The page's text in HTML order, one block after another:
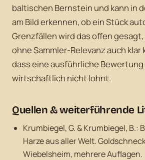
baltischen Bernstein und kann in
am Bild erkennen, ob ein Stück
Grenzfällen wird das offen
ohne Sammler-Relevanz auch
dass eine ausführliche Bewertung
wirtschaftlich nicht lohnt.
Quellen & weiterführende
Krumbiegel, G. & Krumbiegel, B.:
Harze aus aller Welt.
Wiebelsheim, mehrere Auflagen.